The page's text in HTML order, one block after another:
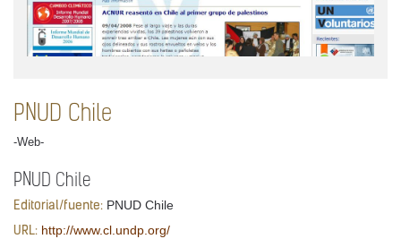
PNUD Chile
-Web-
PNUD Chile
Editorial/fuente: PNUD Chile
URL: http://www.cl.undp.org/